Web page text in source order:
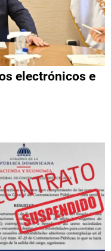
electrónicos e